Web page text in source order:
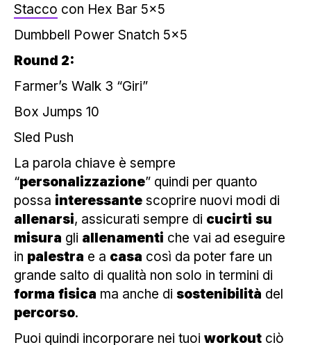
Stacco con Hex Bar 5×5
Dumbbell Power Snatch 5×5
Round 2:
Farmer’s Walk 3 “Giri”
Box Jumps 10
Sled Push
La parola chiave è sempre
“personalizzazione” quindi per quanto
possa interessante scoprire nuovi modi di
allenarsi, assicurati sempre di cucirti su
misura gli allenamenti che vai ad eseguire
in palestra e a casa così da poter fare un
grande salto di qualità non solo in termini di
forma fisica ma anche di sostenibilità del
percorso.
Puoi quindi incorporare nei tuoi workout ciò